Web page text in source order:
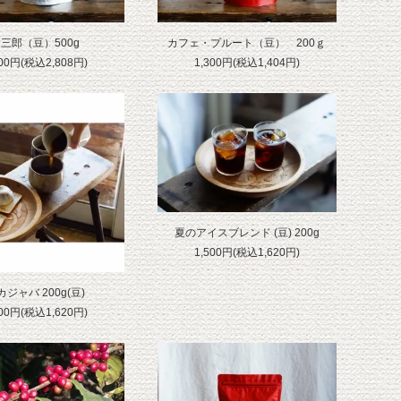
郎（豆）500g
円(税込2,808円)
カフェ・プルート（豆） 200ｇ
1,300円(税込1,404円)
ジャバ 200g(豆)
円(税込1,620円)
夏のアイスブレンド (豆) 200g
1,500円(税込1,620円)